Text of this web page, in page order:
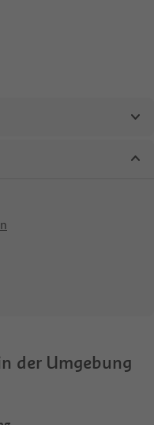
der Umgebung